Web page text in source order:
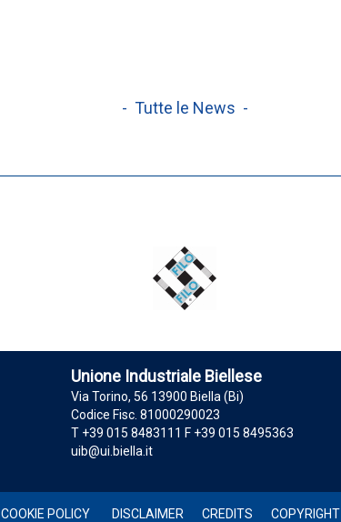
- Tutte le News -
Unione Industriale Biellese
Via Torino, 56 13900 Biella (Bi)
Codice Fisc. 81000290023
T +39 015 8483111 F +39 015 8495363
uib@ui.biella.it
COOKIE POLICY DISCLAIMER CREDITS COPYRIGHT